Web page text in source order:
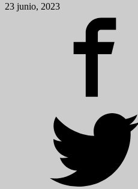
23 junio, 2023